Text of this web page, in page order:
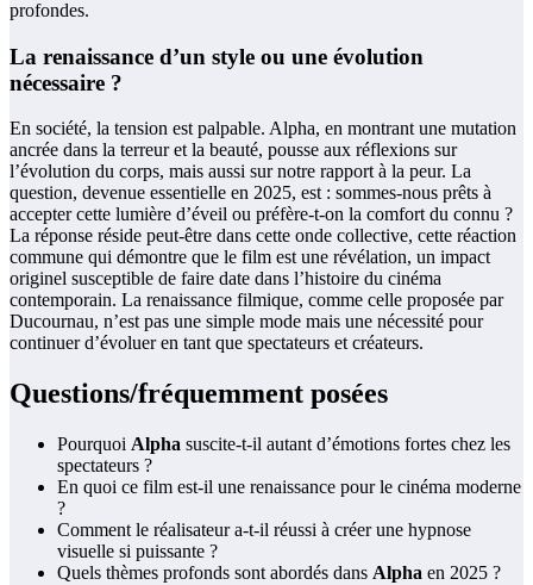
profondes.
La renaissance d’un style ou une évolution
nécessaire ?
En société, la tension est palpable. Alpha, en montrant une mutation
ancrée dans la terreur et la beauté, pousse aux réflexions sur
l’évolution du corps, mais aussi sur notre rapport à la peur. La
question, devenue essentielle en 2025, est : sommes-nous prêts à
accepter cette lumière d’éveil ou préfère-t-on la comfort du connu ?
La réponse réside peut-être dans cette onde collective, cette réaction
commune qui démontre que le film est une révélation, un impact
originel susceptible de faire date dans l’histoire du cinéma
contemporain. La renaissance filmique, comme celle proposée par
Ducournau, n’est pas une simple mode mais une nécessité pour
continuer d’évoluer en tant que spectateurs et créateurs.
Questions/fréquemment posées
Pourquoi Alpha suscite-t-il autant d’émotions fortes chez les
spectateurs ?
En quoi ce film est-il une renaissance pour le cinéma moderne
?
Comment le réalisateur a-t-il réussi à créer une hypnose
visuelle si puissante ?
Quels thèmes profonds sont abordés dans Alpha en 2025 ?